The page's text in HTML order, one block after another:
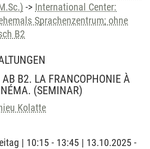
-> International Center:
Sprachenzentrum; ohne
B2
B2. LA FRANCOPHONIE À
(SEMINAR)
Kolatte
| 10:15 - 13:45 | 13.10.2025 -